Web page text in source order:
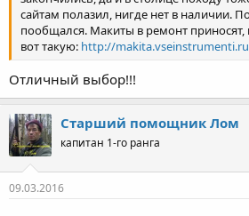
сайтам полазил, нигде нет в наличии.
пообщался. Макиты в ремонт приносят,
вот такую: http://
Отличный выбор!!!
Старший помощник Лом
капитан 1-го ранга
09.03.2016